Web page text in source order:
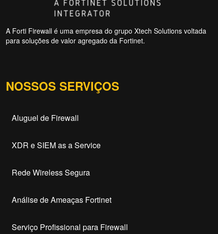
A Forti Firewall é uma empresa do grupo Xtech Solutions voltada
para soluções de valor agregado da Fortinet.
NOSSOS SERVIÇOS
Aluguel de Firewall
XDR e SIEM as a Service
Rede Wireless Segura
Análise de Ameaças Fortinet
Serviço Profissional para Firewall